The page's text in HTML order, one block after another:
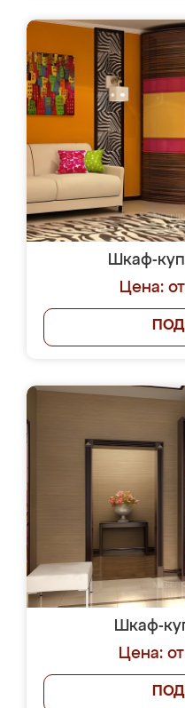
Шкаф-
Цена:
Шкаф-
Цена: